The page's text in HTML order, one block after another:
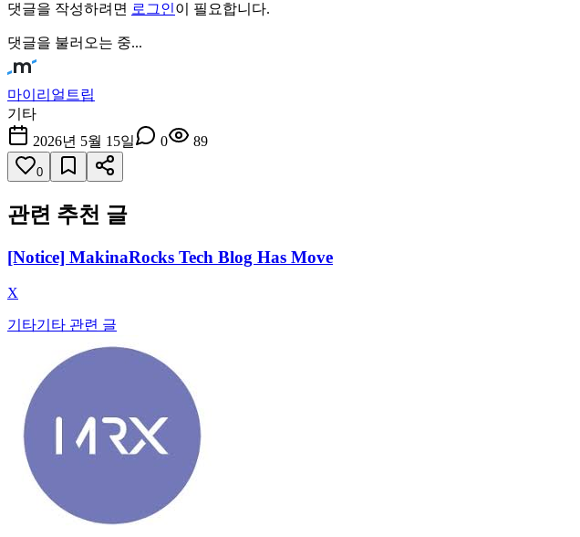
댓글을 작성하려면 로그인이 필요합니다.
댓글을 불러오는 중...
마이리얼트립
기타
2026년 5월 15일
0 89
0
관련 추천 글
[Notice] MakinaRocks Tech Blog Has Move
X
기타기타 관련 글